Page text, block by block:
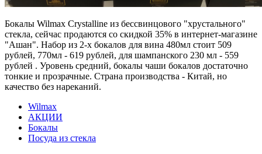
Бокалы Wilmax Crystalline из бессвинцового "хрустального"
стекла, сейчас продаются со скидкой 35% в интернет-магазине
"Ашан". Набор из 2-х бокалов для вина 480мл стоит 509
рублей, 770мл - 619 рублей, для шампанского 230 мл - 559
рублей . Уровень средний, бокалы чаши бокалов достаточно
тонкие и прозрачные. Страна производства - Китай, но
качество без нареканий.
Wilmax
АКЦИИ
Бокалы
Посуда из стекла